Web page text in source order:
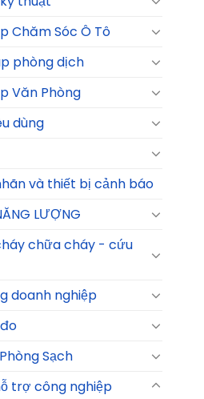
Chăm Sóc Ô Tô
phòng dịch
Văn Phòng
dùng
và thiết bị cảnh báo
LƯỢNG
chữa cháy - cứu
doanh nghiệp
Sạch
trợ công nghiệp